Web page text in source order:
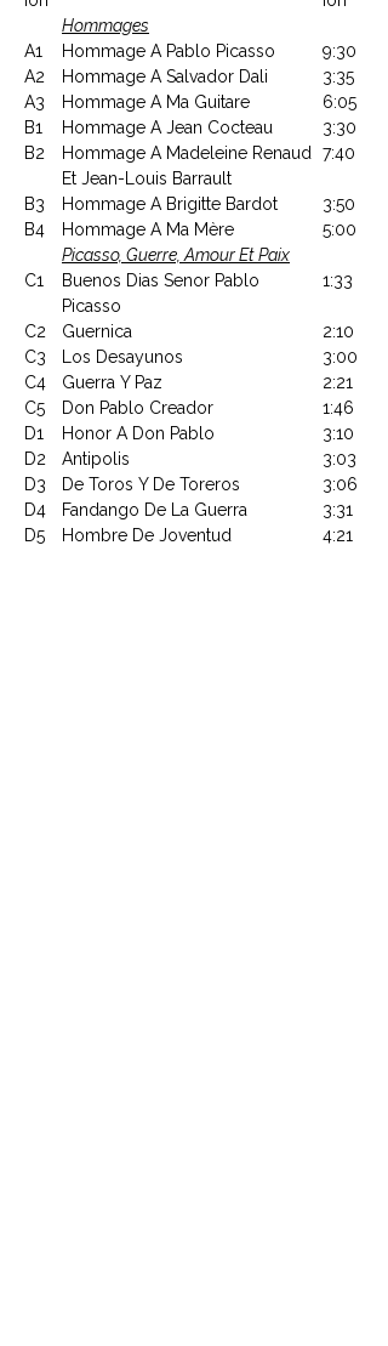
Hommages
A1
Hommage A Pablo Picasso
9:30
A2
Hommage A Salvador Dali
3:35
A3
Hommage A Ma Guitare
6:05
B1
Hommage A Jean Cocteau
3:30
B2
Hommage A Madeleine Renaud
Et Jean-Louis Barrault
7:40
B3 Hommage A Brigitte Bardot
3:50
B4
Hommage A Ma Mère
5:00
Picasso, Guerre, Amour Et Paix
C1
Buenos Dias Senor Pablo
Picasso
1:33
C2 Guernica
2:10
C3
Los Desayunos
3:00
C4
Guerra Y Paz
2:21
C5
Don Pablo Creador
1:46
D1
Honor A Don Pablo
3:10
D2
Antipolis
3:03
D3
De Toros Y De Toreros
3:06
D4
Fandango De La Guerra
3:31
D5
Hombre De Joventud 4:21